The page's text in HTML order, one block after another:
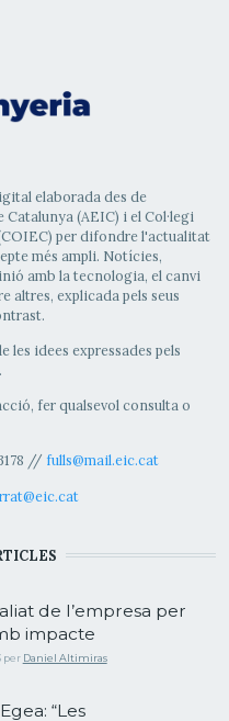
elaborada des de
(AEIC) i el Col·legi
per difondre l'actualitat
més ampli. Notícies,
amb la tecnologia, el canvi
altres, explicada pels seus
les idees expressades pels
fer qualsevol consulta o
// fulls@mail.eic.cat
de l’empresa per
impacte
per Daniel Altimiras
“Les